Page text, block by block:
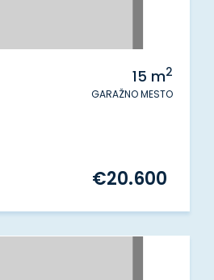
15 m2
GARAŽNO MESTO
€20.600